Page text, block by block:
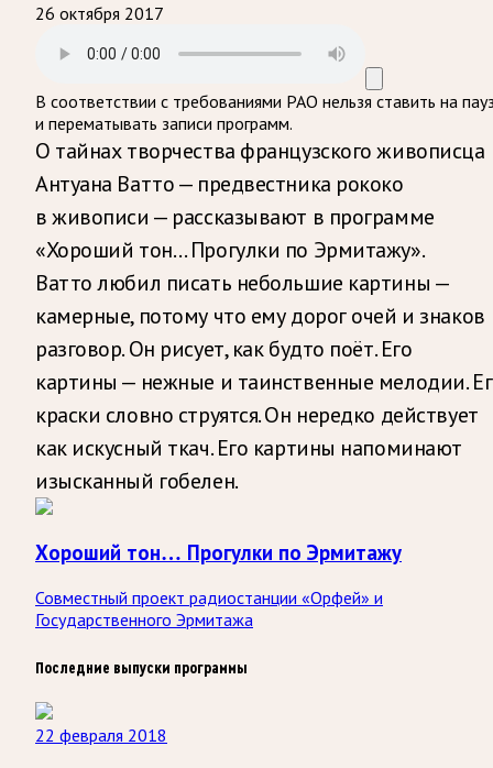
26 октября 2017
В соответствии с требованиями РАО нельзя ставить на
и перематывать записи программ.
О тайнах творчества французского живописца
Антуана Ватто — предвестника рококо
в живописи — рассказывают в программе
«Хороший тон… Прогулки по Эрмитажу».
Ватто любил писать небольшие картины —
камерные, потому что ему дорог очей и знаков
разговор. Он рисует, как будто поёт. Его
картины — нежные и таинственные мелодии.
краски словно струятся. Он нередко действует
как искусный ткач. Его картины напоминают
изысканный гобелен.
Хороший тон… Прогулки по Эрмитажу
Совместный проект радиостанции «Орфей» и
Государственного Эрмитажа
Последние выпуски программы
22 февраля 2018